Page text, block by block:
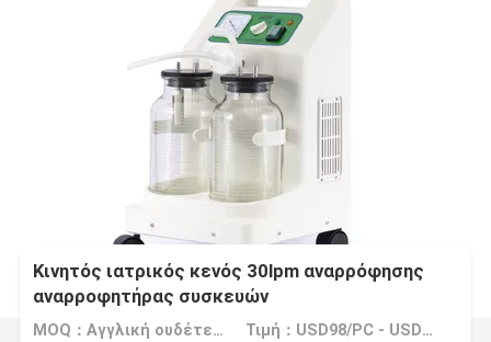
Κινητός ιατρικός κενός 30lpm αναρρόφησης
αναρροφητήρας συσκευών
MOQ：Αγγλική ουδέτερη εκδοχή: MOQ 5PCS/COEM: MOQ 50PCS Τιμή：USD98/PC - USD120/PC